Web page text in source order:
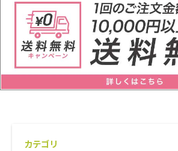
カテゴリ